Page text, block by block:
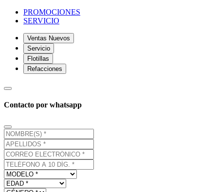
PROMOCIONES
SERVICIO
Ventas Nuevos
Servicio
Flotillas
Refacciones
Contacto por whatsapp